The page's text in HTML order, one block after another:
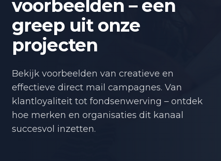
voorbeelden – een
greep uit onze
projecten
Bekijk voorbeelden van creatieve en
effectieve direct mail campagnes. Van
klantloyaliteit tot fondsenwerving – ontdek
hoe merken en organisaties dit kanaal
succesvol inzetten.